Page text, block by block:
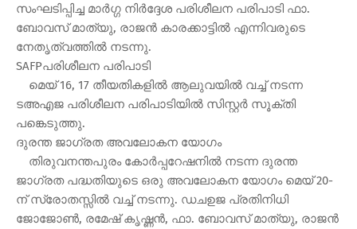
സംഘടിപ്പിച്ച മാര്‍ഗ്ഗ നിര്‍ദ്ദേശ പരിശീലന പരിപാടി ഫാ.
ബോവസ് മാത്യു, രാജന്‍ കാരക്കാട്ടില്‍ എന്നിവരുടെ
നേതൃത്വത്തില്‍ നടന്നു.
SAFPപരിശീലന പരിപാടി
മെയ് 16, 17 തീയതികളില്‍ ആലുവയില്‍ വച്ച് നടന്ന
ടഅഎജ പരിശീലന പരിപാടിയില്‍ സിസ്റ്റര്‍ സൂക്തി
പങ്കെടുത്തു.
ദുരന്ത ജാഗ്രത അവലോകന യോഗം
തിരുവനന്തപുരം കോര്‍പ്പറേഷനില്‍ നടന്ന ദുരന്ത
ജാഗ്രത പദ്ധതിയുടെ ഒരു അവലോകന യോഗം മെയ് 20-
ന് സ്രോതസ്സില്‍ വച്ച് നടന്നു. ഡചഉജ പ്രതിനിധി
ജോജോണ്‍, രമേഷ് കൃഷ്ണന്‍, ഫാ. ബോവസ് മാത്യു, രാജന്‍